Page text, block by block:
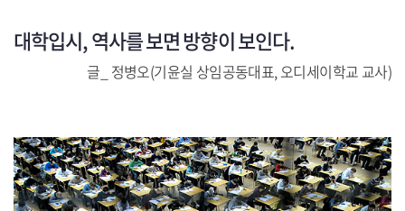
대학입시,역사를 보면 방향이 보인다.
글_ 정병오(기윤실 상임공동대표, 오디세이학교 교사)